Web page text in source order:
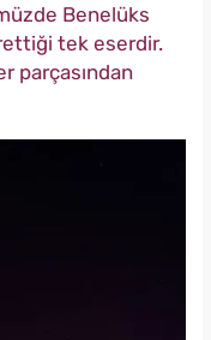
Benelüks
tek eserdir.
parçasından